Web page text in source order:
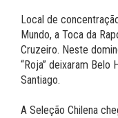
Local de
Mundo, a Toca da
Cruzeiro. Neste
“Roja” deixaram
Santiago.
A Seleção Chilena